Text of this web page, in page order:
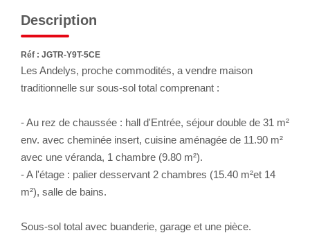
CONTACT
Description
Réf : JGTR-Y9T-5CE
Les Andelys, proche commodités, a vendre maison
traditionnelle sur sous-sol total comprenant :
- Au rez de chaussée : hall d'Entrée, séjour double de 31 m²
env. avec cheminée insert, cuisine aménagée de 11.90 m²
avec une véranda, 1 chambre (9.80 m²).
- A l'étage : palier desservant 2 chambres (15.40 m²et 14
m²), salle de bains.
Sous-sol total avec buanderie, garage et une pièce.